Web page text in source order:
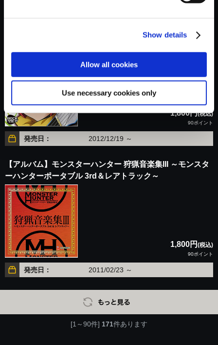
Show details
Allow all cookies
Use necessary cookies only
84ポイント
発売日： 2021/12/06 ～
1,800円(税込)
90ポイント
発売日： 2012/12/19 ～
【アルバム】モンスターハンター 狩猟音楽集III ～モンスタ
ーハンターポータブル 3rd＆レアトラック～
1,800円 (税込)
90ポイント
発売日： 2011/02/23 ～
[1～90件] 171件あります